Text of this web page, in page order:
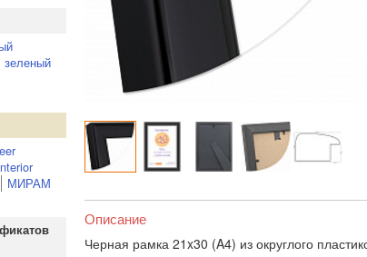
зеленый
МИРАМ
Описание
Черная рамка 21x30 (A4) из округлого